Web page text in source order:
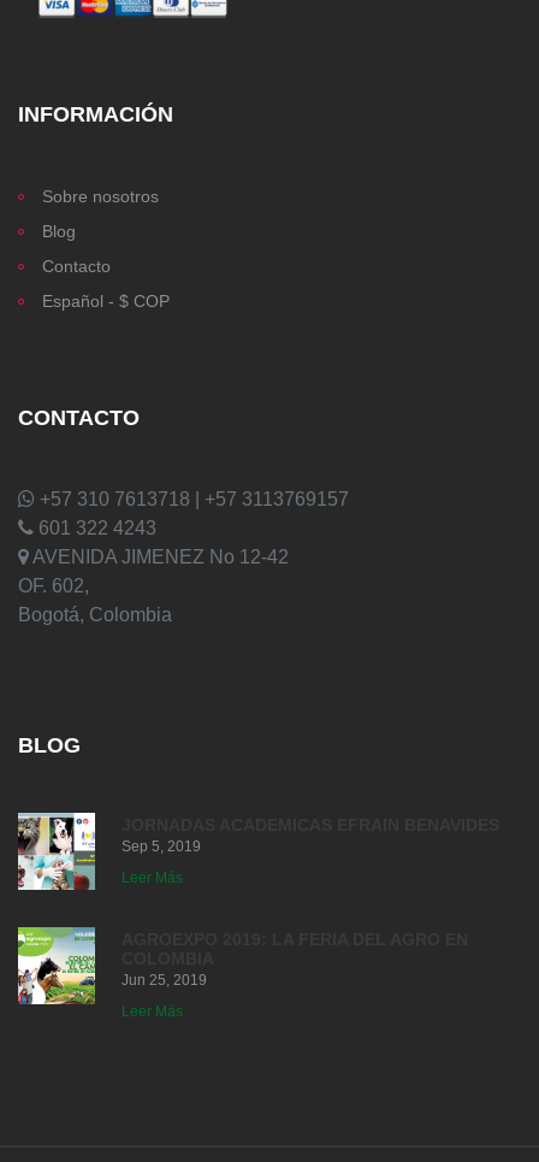
INFORMACIÓN
Sobre nosotros
Blog
Contacto
Español - $ COP
CONTACTO
+57 310 7613718 | +57 3113769157
601 322 4243
AVENIDA JIMENEZ No 12-42
OF. 602,
Bogotá, Colombia
BLOG
Sep 5, 2019
Leer Más
Jun 25, 2019
Leer Más